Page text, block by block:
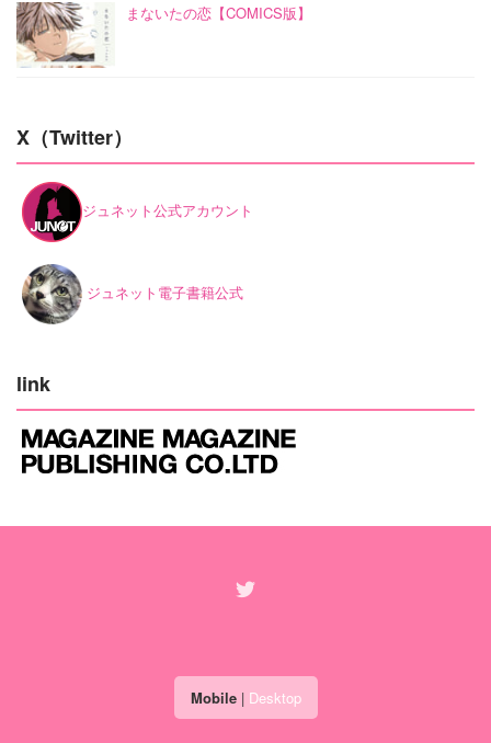
まないたの恋【COMICS版】
X（Twitter）
ジュネット公式アカウント
ジュネット電子書籍公式
link
Mobile| Desktop